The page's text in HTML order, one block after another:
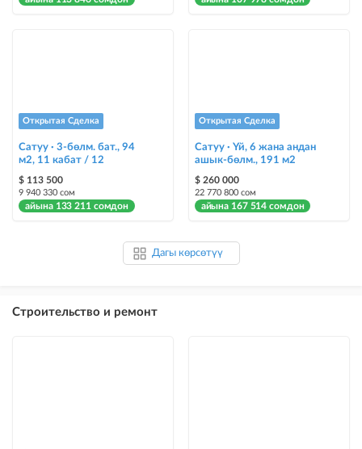
Открытая Сделка
Сатуу · 3-бөлм. бат., 94
м2, 11 кабат / 12
$ 113 500
9 940 330 сом
айына 133 211 сомдон
Открытая Сделка
Сатуу · Үй, 6 жана андан
ашык-бөлм., 191 м2
$ 260 000
22 770 800 сом
айына 167 514 сомдон
Дагы көрсөтүү
Строительство и ремонт